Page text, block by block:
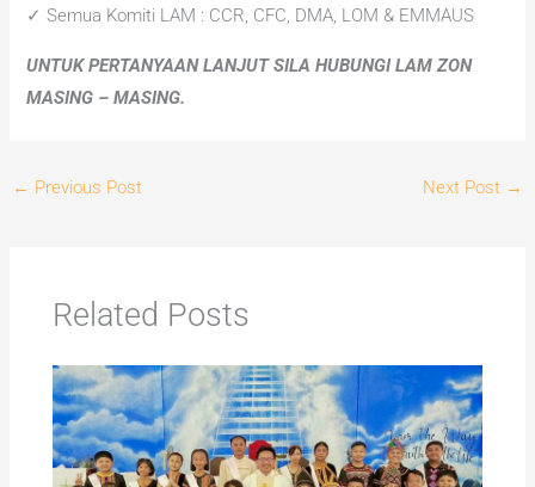
✓ Semua Komiti LAM : CCR, CFC, DMA, LOM & EMMAUS
UNTUK PERTANYAAN LANJUT SILA HUBUNGI LAM ZON
MASING – MASING.
← Previous Post Next Post →
Related Posts